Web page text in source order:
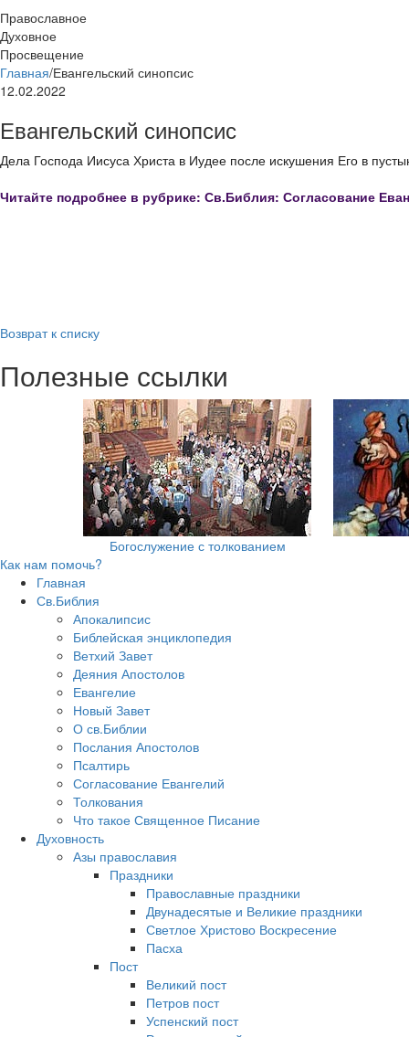
Православное
Духовное
Просвещение
Главная/Евангельский синопсис
12.02.2022
Евангельский синопсис
Дела Господа Иисуса Христа в Иудее после искушения Его в
Читайте подробнее в рубрике: Св.Библия: Согласование
Возврат к списку
Полезные ссылки
Богослужение с толкованием
Как нам помочь?
Главная
Св.Библия
Апокалипсис
Библейская энциклопедия
Ветхий Завет
Деяния Апостолов
Евангелие
Новый Завет
О св.Библии
Послания Апостолов
Псалтирь
Согласование Евангелий
Толкования
Что такое Священное Писание
Духовность
Азы православия
Праздники
Православные праздники
Двунадесятые и Великие праздники
Светлое Христово Воскресение
Пасха
Пост
Великий пост
Петров пост
Успенский пост